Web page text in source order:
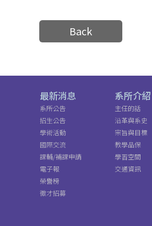
Back
最新消息
系所公告
招生公告
學術活動
國際交流
課輔/補課申請
電子報
榮譽榜
徵才招募
系所介紹
主任的話
沿革與系史
宗旨與目標
教學品保
學習空間
交通資訊